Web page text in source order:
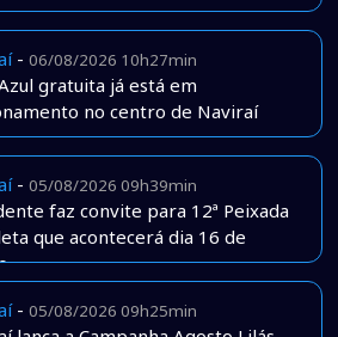
- 06/08/2026 10h27min
gratuita já está em
no centro de Naviraí
- 05/08/2026 09h39min
faz convite para 12ª Peixada
que acontecerá dia 16 de
- 05/08/2026 09h25min